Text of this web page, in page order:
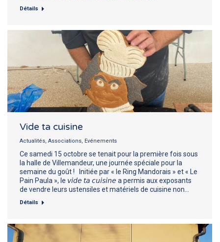
Détails
Vide ta cuisine
Actualités, Associations, Evénements
Ce samedi 15 octobre se tenait pour la première fois sous
la halle de Villemandeur, une journée spéciale pour la
semaine du goût ! Initiée par « le Ring Mandorais » et « Le
Pain Paula », le 𝘷𝘪𝘥𝘦 𝘵𝘢 𝘤𝘶𝘪𝘴𝘪𝘯𝘦 a permis aux exposants
de vendre leurs ustensiles et matériels de cuisine non…
Détails